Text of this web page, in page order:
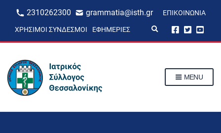
2310262300 grammatia@isth.gr ΕΠΙΚΟΙΝΩΝΊΑ
ΧΡΉΣΙΜΟΙ ΣΎΝΔΕΣΜΟΙ ΕΦΗΜΕΡΊΕΣ
p
MENU